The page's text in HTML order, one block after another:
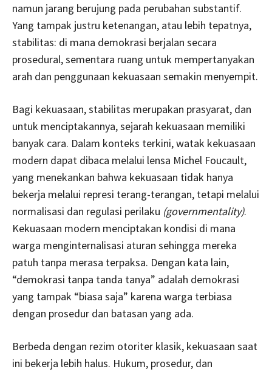
namun jarang berujung pada perubahan substantif.
Yang tampak justru ketenangan, atau lebih tepatnya,
stabilitas: di mana demokrasi berjalan secara
prosedural, sementara ruang untuk mempertanyakan
arah dan penggunaan kekuasaan semakin menyempit.
Bagi kekuasaan, stabilitas merupakan prasyarat, dan
untuk menciptakannya, sejarah kekuasaan memiliki
banyak cara. Dalam konteks terkini, watak kekuasaan
modern dapat dibaca melalui lensa Michel Foucault,
yang menekankan bahwa kekuasaan tidak hanya
bekerja melalui represi terang-terangan, tetapi melalui
normalisasi dan regulasi perilaku (governmentality).
Kekuasaan modern menciptakan kondisi di mana
warga menginternalisasi aturan sehingga mereka
patuh tanpa merasa terpaksa. Dengan kata lain,
“demokrasi tanpa tanda tanya” adalah demokrasi
yang tampak “biasa saja” karena warga terbiasa
dengan prosedur dan batasan yang ada.
Berbeda dengan rezim otoriter klasik, kekuasaan saat
ini bekerja lebih halus. Hukum, prosedur, dan